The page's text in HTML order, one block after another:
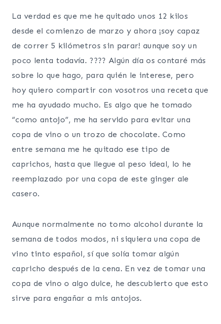
La verdad es que me he quitado unos 12 kilos
desde el comienzo de marzo y ahora ¡soy capaz
de correr 5 kilómetros sin parar! aunque soy un
poco lenta todavía. ???? Algún día os contaré más
sobre lo que hago, para quién le interese, pero
hoy quiero compartir con vosotros una receta que
me ha ayudado mucho. Es algo que he tomado
“como antojo”, me ha servido para evitar una
copa de vino o un trozo de chocolate. Como
entre semana me he quitado ese tipo de
caprichos, hasta que llegue al peso ideal, lo he
reemplazado por una copa de este ginger ale
casero.
Aunque normalmente no tomo alcohol durante la
semana de todos modos, ni siquiera una copa de
vino tinto español, sí que solía tomar algún
capricho después de la cena. En vez de tomar una
copa de vino o algo dulce, he descubierto que esto
sirve para engañar a mis antojos.